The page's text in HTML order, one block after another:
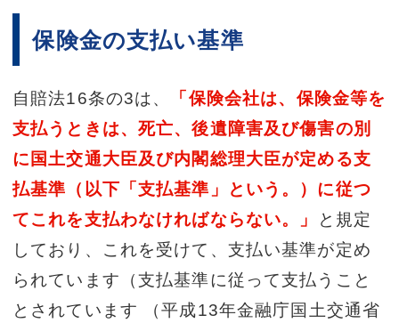
保険金の支払い基準
自賠法16条の3は、
「保険会社は、保険金等を
支払うときは、死亡、後遺障害及び傷害の別
に国土交通大臣及び内閣総理大臣が定める支
払基準（以下「支払基準」という。）に従つ
てこれを支払わなければならない。」
と規定
しており、これを受けて、支払い基準が定め
られています（支払基準に従って支払うこと
とされています （平成13年金融庁国土交通省